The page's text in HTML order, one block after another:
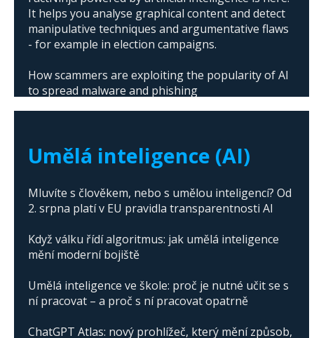
It helps you analyse graphical content and detect
manipulative techniques and argumentative flaws
- for example in election campaigns.
How scammers are exploiting the popularity of AI
to spread malware and phishing
Umělá inteligence (AI)
Mluvíte s člověkem, nebo s umělou inteligencí? Od
2. srpna platí v EU pravidla transparentnosti AI
Když válku řídí algoritmus: jak umělá inteligence
mění moderní bojiště
Umělá inteligence ve škole: proč je nutné učit se s
ní pracovat – a proč s ní pracovat opatrně
ChatGPT Atlas: nový prohlížeč, který mění způsob,